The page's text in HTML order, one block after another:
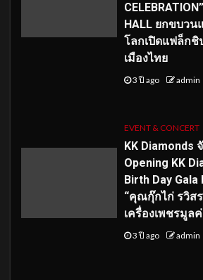
HALL ยกขบวน
โลกเปิดแฟล็กชิ
เมืองไทย
3 ปี ago admin
EVENT & CONCERT
KK Diamonds
Opening KK
Birth Day Gala
“คุณกุ๊กไก่ รวิส
เครื่องเพชรมูล
3 ปี ago admin